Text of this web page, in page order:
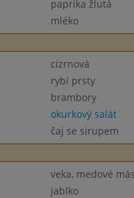
paprika žlutá
mléko
cizrnová
rybí prsty
brambory
okurkový salát
čaj se sirupem
veka, medové
jablko